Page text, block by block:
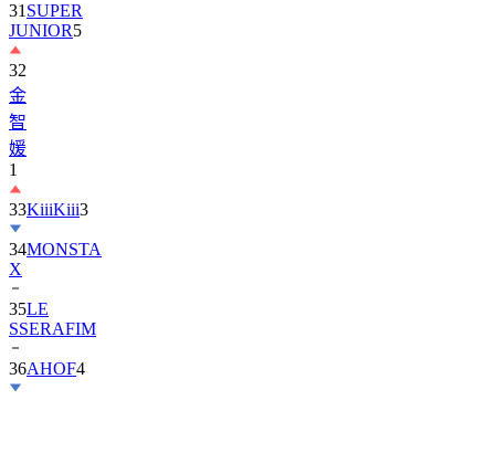
31 SUPER
JUNIOR5
32
金
智
媛
1
33KiiiKiii3
34MONSTA
X
35LE
SSERAFIM
36AHOF4